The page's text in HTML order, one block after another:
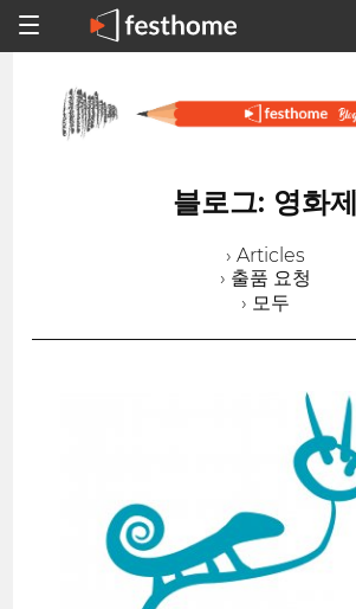
블로그: 영화제
› Articles
› 출품 요청
› 모두